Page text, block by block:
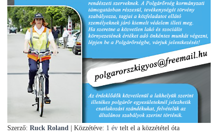
Szerző: Ruck Roland | Közzétéve: 1 év telt el a közzététel óta